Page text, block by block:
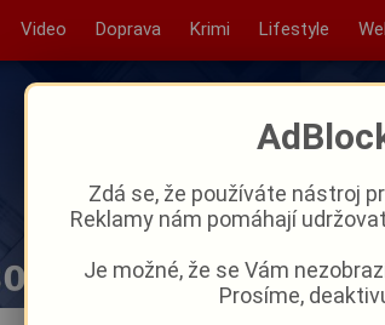
Video Doprava Krimi Lifestyle
Zdá se, že používáte nástroj
Reklamy nám pomáhají
Je možné, že se Vám
Prosíme,